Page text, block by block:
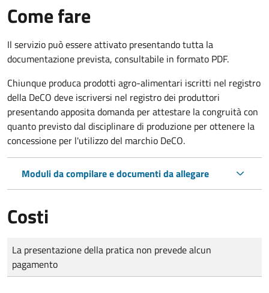
Come fare
Il servizio può essere attivato presentando tutta la
documentazione prevista, consultabile in formato PDF.
Chiunque produca prodotti agro-alimentari iscritti nel registro
della DeCO deve iscriversi nel registro dei produttori
presentando apposita domanda per attestare la congruità con
quanto previsto dal disciplinare di produzione per ottenere la
concessione per l'utilizzo del marchio DeCO.
Moduli da compilare e documenti da allegare
Costi
Tipo di pagamento
Importo
La presentazione della pratica non prevede alcun
pagamento